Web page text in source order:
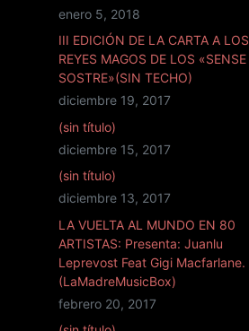
enero 5, 2018
III EDICIÓN DE LA CARTA A LOS
REYES MAGOS DE LOS «SENSE
SOSTRE»(SIN TECHO)
diciembre 19, 2017
(sin título)
diciembre 15, 2017
(sin título)
diciembre 13, 2017
LA VUELTA AL MUNDO EN 80
ARTISTAS: Presenta: Juanlu
Leprevost Feat Gigi Macfarlane.
(LaMadreMusicBox)
febrero 20, 2017